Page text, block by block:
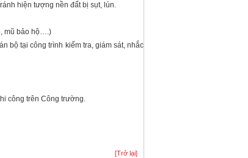
hiện tượng nền đất bị sụt, lún.
mũ bảo hộ….)
bộ tại công trình kiểm tra, giám sát, nhắc
công trên Công tr­ường.
[Trở lại]